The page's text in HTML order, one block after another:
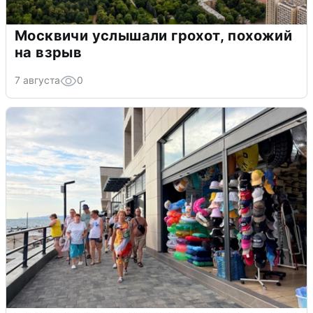
Москвичи услышали грохот, похожий
на взрыв
7 августа 0